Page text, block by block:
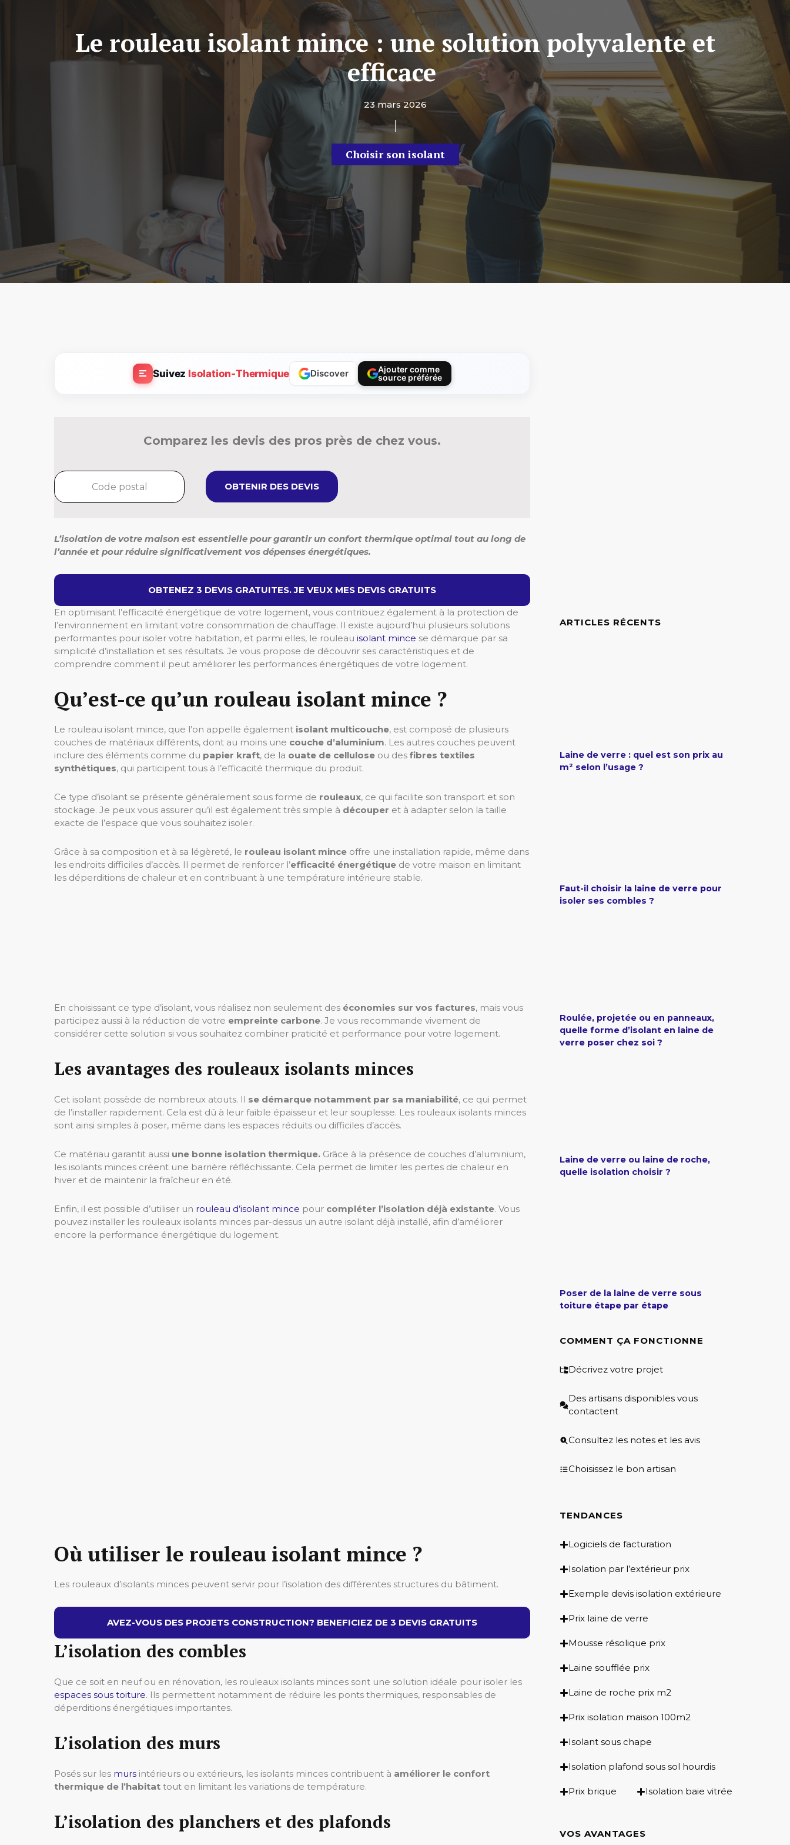
Le rouleau isolant mince : une solution polyvalente et
efficace
23 mars 2026
Choisir son isolant
Suivez Isolation-Thermique Discover
Ajouter comme
source préférée
Comparez les devis des pros près de chez vous.
OBTENIR DES DEVIS
L’isolation de votre maison est essentielle pour garantir un confort thermique optimal tout au long de
l’année et pour réduire significativement vos dépenses énergétiques.
OBTENEZ 3 DEVIS GRATUITES. JE VEUX MES DEVIS GRATUITS
En optimisant l’efficacité énergétique de votre logement, vous contribuez également à la protection de
l’environnement en limitant votre consommation de chauffage. Il existe aujourd’hui plusieurs solutions
performantes pour isoler votre habitation, et parmi elles, le rouleau isolant mince se démarque par sa
simplicité d’installation et ses résultats. Je vous propose de découvrir ses caractéristiques et de
comprendre comment il peut améliorer les performances énergétiques de votre logement.
Qu’est-ce qu’un rouleau isolant mince ?
Le rouleau isolant mince, que l’on appelle également isolant multicouche, est composé de plusieurs
couches de matériaux différents, dont au moins une couche d’aluminium. Les autres couches peuvent
inclure des éléments comme du papier kraft, de la ouate de cellulose ou des fibres textiles
synthétiques, qui participent tous à l’efficacité thermique du produit.
Ce type d’isolant se présente généralement sous forme de rouleaux, ce qui facilite son transport et son
stockage. Je peux vous assurer qu’il est également très simple à découper et à adapter selon la taille
exacte de l’espace que vous souhaitez isoler.
Grâce à sa composition et à sa légèreté, le rouleau isolant mince offre une installation rapide, même dans
les endroits difficiles d’accès. Il permet de renforcer l’efficacité énergétique de votre maison en limitant
les déperditions de chaleur et en contribuant à une température intérieure stable.
En choisissant ce type d’isolant, vous réalisez non seulement des économies sur vos factures, mais vous
participez aussi à la réduction de votre empreinte carbone. Je vous recommande vivement de
considérer cette solution si vous souhaitez combiner praticité et performance pour votre logement.
Les avantages des rouleaux isolants minces
Cet isolant possède de nombreux atouts. Il se démarque notamment par sa maniabilité, ce qui permet
de l’installer rapidement. Cela est dû à leur faible épaisseur et leur souplesse. Les rouleaux isolants minces
sont ainsi simples à poser, même dans les espaces réduits ou difficiles d’accès.
Ce matériau garantit aussi une bonne isolation thermique. Grâce à la présence de couches d’aluminium,
les isolants minces créent une barrière réfléchissante. Cela permet de limiter les pertes de chaleur en
hiver et de maintenir la fraîcheur en été.
Enfin, il est possible d’utiliser un rouleau d’isolant mince pour compléter l’isolation déjà existante. Vous
pouvez installer les rouleaux isolants minces par-dessus un autre isolant déjà installé, afin d’améliorer
encore la performance énergétique du logement.
Où utiliser le rouleau isolant mince ?
Les rouleaux d’isolants minces peuvent servir pour l’isolation des différentes structures du bâtiment.
AVEZ-VOUS DES PROJETS CONSTRUCTION? BENEFICIEZ DE 3 DEVIS GRATUITS
L’isolation des combles
Que ce soit en neuf ou en rénovation, les rouleaux isolants minces sont une solution idéale pour isoler les
espaces sous toiture. Ils permettent notamment de réduire les ponts thermiques, responsables de
déperditions énergétiques importantes.
L’isolation des murs
Posés sur les murs intérieurs ou extérieurs, les isolants minces contribuent à améliorer le confort
thermique de l’habitat tout en limitant les variations de température.
L’isolation des planchers et des plafonds
ARTICLES RÉCENTS
Laine de verre : quel est son prix au
m² selon l’usage ?
Faut-il choisir la laine de verre pour
isoler ses combles ?
Roulée, projetée ou en panneaux,
quelle forme d’isolant en laine de
verre poser chez soi ?
Laine de verre ou laine de roche,
quelle isolation choisir ?
Poser de la laine de verre sous
toiture étape par étape
COMMENT ÇA FONCTIONNE
Décrivez votre projet
Des artisans disponibles vous
contactent
Consultez les notes et les avis
Choisissez le bon artisan
TENDANCES
Logiciels de facturation
Isolation par l’extérieur prix
Exemple devis isolation extérieure
Prix laine de verre
Mousse résolique prix
Laine soufflée prix
Laine de roche prix m2
Prix isolation maison 100m2
Isolant sous chape
Isolation plafond sous sol hourdis
Prix brique Isolation baie vitrée
VOS AVANTAGES